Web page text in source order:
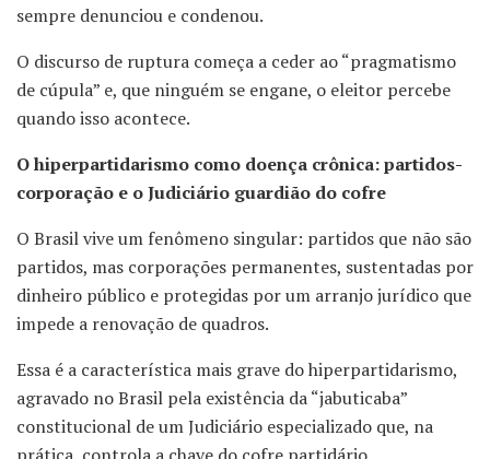
sempre denunciou e condenou.
O discurso de ruptura começa a ceder ao “pragmatismo
de cúpula” e, que ninguém se engane, o eleitor percebe
quando isso acontece.
O hiperpartidarismo como doença crônica: partidos-
corporação e o Judiciário guardião do cofre
O Brasil vive um fenômeno singular: partidos que não são
partidos, mas corporações permanentes, sustentadas por
dinheiro público e protegidas por um arranjo jurídico que
impede a renovação de quadros.
Essa é a característica mais grave do hiperpartidarismo,
agravado no Brasil pela existência da “jabuticaba”
constitucional de um Judiciário especializado que, na